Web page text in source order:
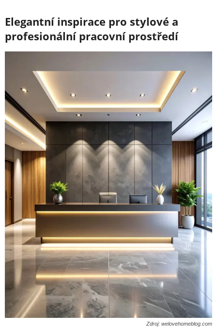
Elegantní inspirace pro stylové a
profesionální pracovní prostředí
Zdroj: welovehomeblog.com